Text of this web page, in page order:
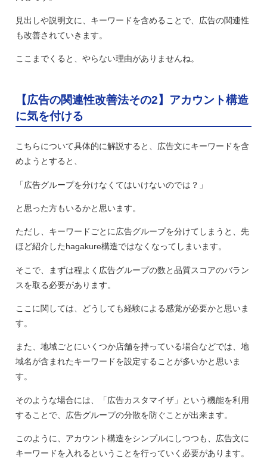
見出しや説明文に、キーワードを含めることで、広告の関連性
も改善されていきます。
ここまでくると、やらない理由がありませんね。
【広告の関連性改善法その2】アカウント構造
に気を付ける
こちらについて具体的に解説すると、広告文にキーワードを含
めようとすると、
「広告グループを分けなくてはいけないのでは？」
と思った方もいるかと思います。
ただし、キーワードごとに広告グループを分けてしまうと、先
ほど紹介したhagakure構造ではなくなってしまいます。
そこで、まずは程よく広告グループの数と品質スコアのバラン
スを取る必要があります。
ここに関しては、どうしても経験による感覚が必要かと思いま
す。
また、地域ごとにいくつか店舗を持っている場合などでは、地
域名が含まれたキーワードを設定することが多いかと思いま
す。
そのような場合には、「広告カスタマイザ」という機能を利用
することで、広告グループの分散を防ぐことが出来ます。
このように、アカウント構造をシンプルにしつつも、広告文に
キーワードを入れるということを行っていく必要があります。